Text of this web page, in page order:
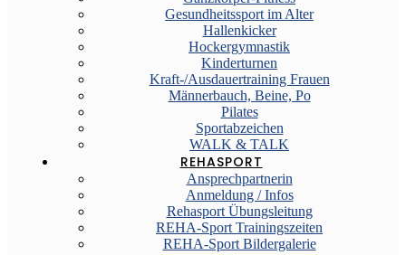
Gesundheitssport im Alter
Hallenkicker
Hockergymnastik
Kinderturnen
Kraft-/Ausdauertraining Frauen
Männerbauch, Beine, Po
Pilates
Sportabzeichen
WALK & TALK
REHASPORT
Ansprechpartnerin
Anmeldung / Infos
Rehasport Übungsleitung
REHA-Sport Trainingszeiten
REHA-Sport Bildergalerie